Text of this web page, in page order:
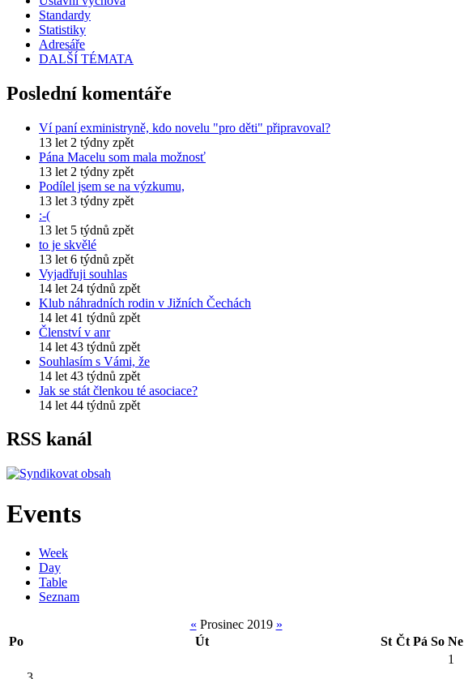
Standardy
Statistiky
Adresáře
DALŠÍ TÉMATA
Poslední komentáře
Ví paní exministryně, kdo novelu "pro děti" připravoval?
13 let 2 týdny zpět
Pána Macelu som mala možnosť
13 let 2 týdny zpět
Podílel jsem se na výzkumu,
13 let 3 týdny zpět
:-(
13 let 5 týdnů zpět
to je skvělé
13 let 6 týdnů zpět
Vyjadřuji souhlas
14 let 24 týdnů zpět
Klub náhradních rodin v Jižních Čechách
14 let 41 týdnů zpět
Členství v anr
14 let 43 týdnů zpět
Souhlasím s Vámi, že
14 let 43 týdnů zpět
Jak se stát členkou té asociace?
14 let 44 týdnů zpět
RSS kanál
Events
Week
Day
Table
Seznam
« Prosinec 2019 »
Po
Út St Čt Pá So Ne
1